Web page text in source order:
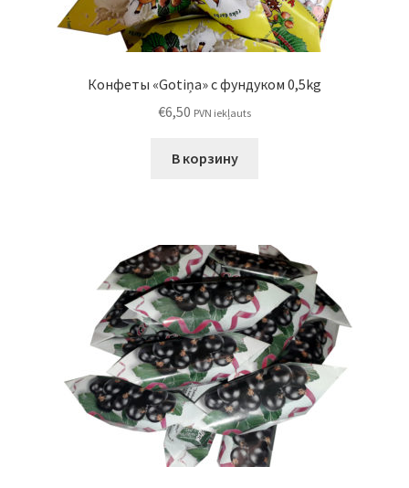
Конфеты «Gotiņa» с фундуком 0,5kg
€6,50 PVN iekļauts
В корзину